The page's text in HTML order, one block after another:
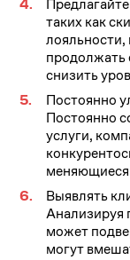
таких как
продолжать
снизить
Постоянно
Постоянно
услуги,
меняющиеся
Выявлять
Анализируя
может
могут